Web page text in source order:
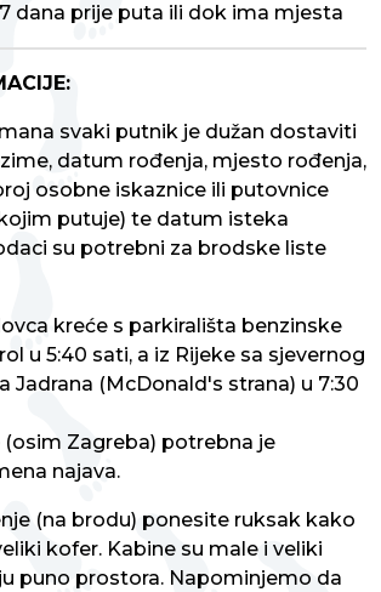
dana prije puta ili dok ima mjesta
svaki putnik je dužan dostaviti
datum rođenja, mjesto rođenja,
osobne iskaznice ili putovnice
putuje) te datum isteka
su potrebni za brodske liste
kreće s parkirališta benzinske
u 5:40 sati, a iz Rijeke sa sjevernog
Jadrana (McDonald's strana) u 7:30
(osim Zagreba) potrebna je
najava.
(na brodu) ponesite ruksak kako
kofer. Kabine su male i veliki
puno prostora. Napominjemo da